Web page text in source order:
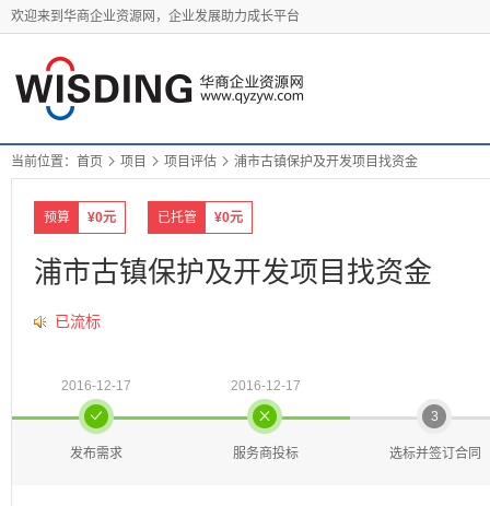
欢迎来到华商企业资源网，企业发展助力成长平台
当前位置： 首页  项目  项目评估  浦市古镇保护及开发项目找资金
预算 ¥0元 已托管 ¥0元
浦市古镇保护及开发项目找资金
已流标
2016-12-17

发布需求
2016-12-17

服务商投标
3
选标并签订合同